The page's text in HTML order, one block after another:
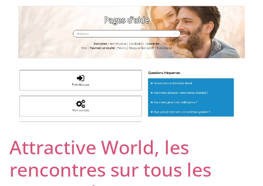
Attractive World, les
rencontres sur tous les